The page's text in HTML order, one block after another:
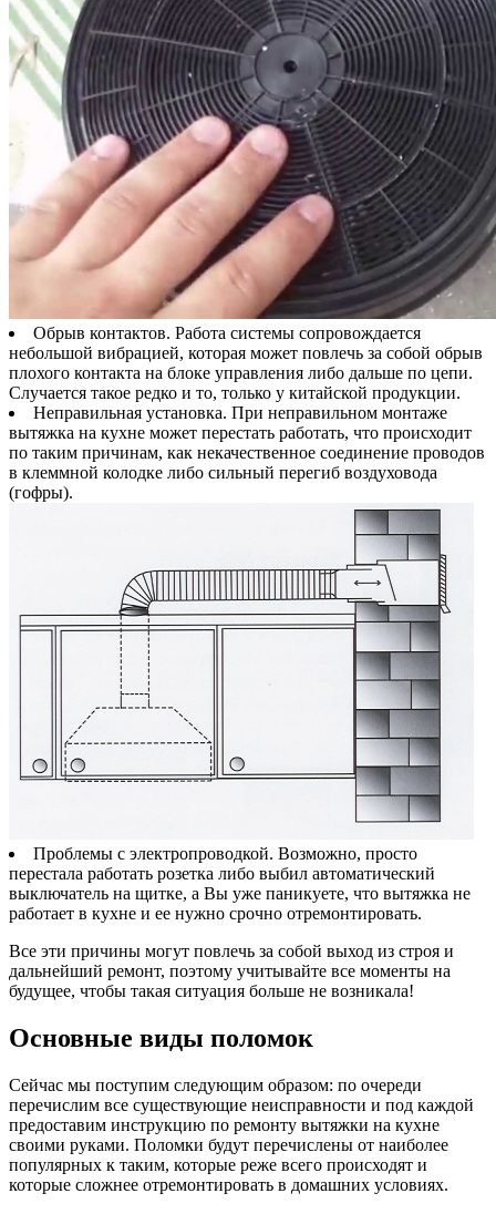
Обрыв контактов. Работа системы сопровождается
небольшой вибрацией, которая может повлечь за собой обрыв
плохого контакта на блоке управления либо дальше по цепи.
Случается такое редко и то, только у китайской продукции.
Неправильная установка. При неправильном монтаже
вытяжка на кухне может перестать работать, что происходит
по таким причинам, как некачественное соединение проводов
в клеммной колодке либо сильный перегиб воздуховода
(гофры).
Проблемы с электропроводкой. Возможно, просто
перестала работать розетка либо выбил автоматический
выключатель на щитке, а Вы уже паникуете, что вытяжка не
работает в кухне и ее нужно срочно отремонтировать.
Все эти причины могут повлечь за собой выход из строя и
дальнейший ремонт, поэтому учитывайте все моменты на
будущее, чтобы такая ситуация больше не возникала!
Основные виды поломок
Сейчас мы поступим следующим образом: по очереди
перечислим все существующие неисправности и под каждой
предоставим инструкцию по ремонту вытяжки на кухне
своими руками. Поломки будут перечислены от наиболее
популярных к таким, которые реже всего происходят и
которые сложнее отремонтировать в домашних условиях.